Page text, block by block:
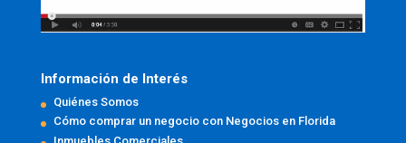
Información de Interés
Quiénes Somos
Cómo comprar un negocio con Negocios en Florida